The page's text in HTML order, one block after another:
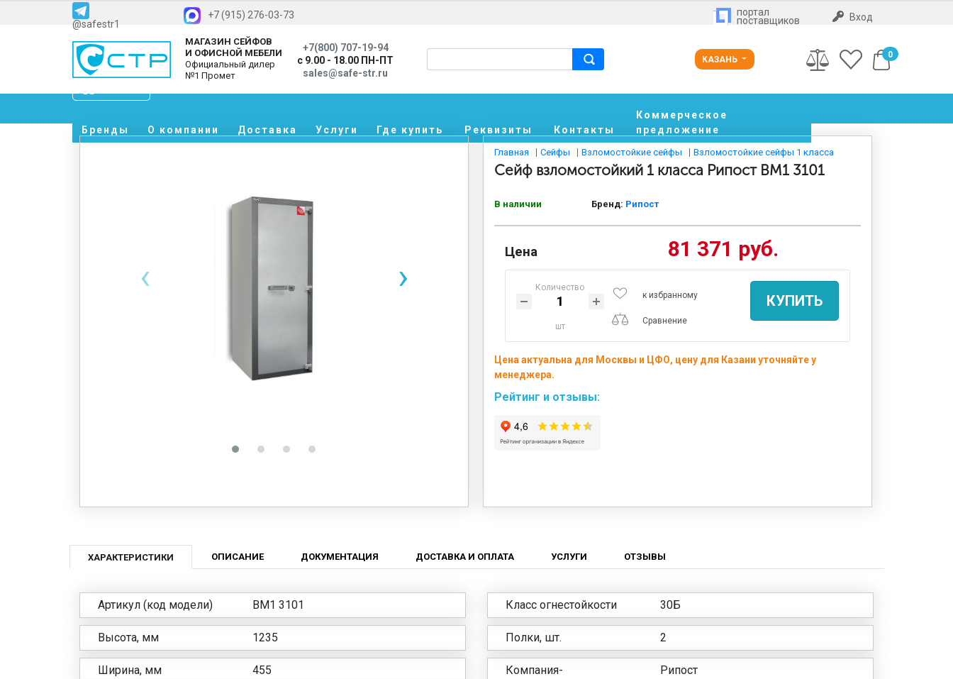
@safestr1
+7 (915) 276-03-73 портал
поставщиков Вход
МАГАЗИН СЕЙФОВ
И ОФИСНОЙ МЕБЕЛИ
Официальный дилер
№1 Промет
+7(800) 707-19-94
с 9.00 - 18.00 ПН-ПТ
sales@safe-str.ru
КАЗАНЬ 0
Бренды О компании Доставка Услуги Где купить Реквизиты Контакты
Коммерческое
предложение
‹ ›
Главная Сейфы Взломостойкие сейфы Взломостойкие сейфы 1 класса
Сейф взломостойкий 1 класса Рипост BM1 3101
В наличии Бренд: Рипост
Цена 81 371 руб.
Количество
шт
к избранному
Сравнение
КУПИТЬ
Цена актуальна для Москвы и ЦФО, цену для Казани уточняйте у
менеджера.
Рейтинг и отзывы:
ХАРАКТЕРИСТИКИ ОПИСАНИЕ ДОКУМЕНТАЦИЯ ДОСТАВКА И ОПЛАТА УСЛУГИ ОТЗЫВЫ
Артикул (код модели) BM1 3101
Высота, мм 1235
Ширина, мм 455
Класс огнестойкости 30Б
Полки, шт. 2
Компания-
Рипост